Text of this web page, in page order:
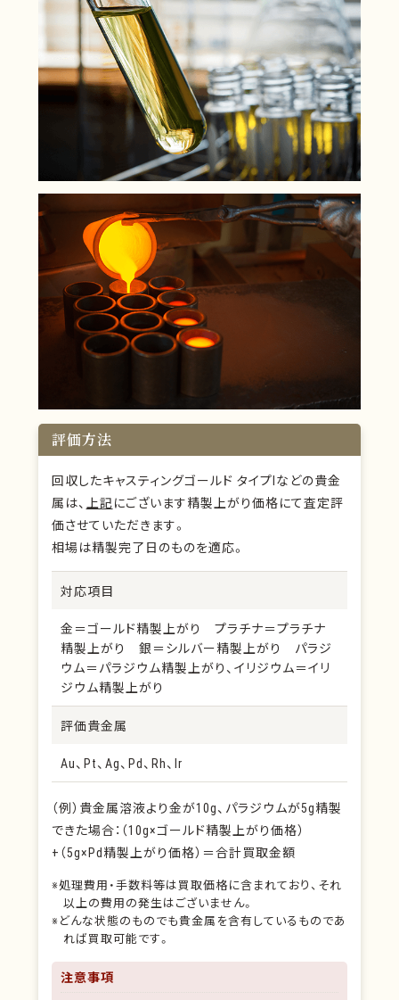
評価方法
回収したキャスティングゴールド タイプⅠなどの貴金
属は、 上記にございます精製上がり価格にて査定評
価させていただきます。
相場は精製完了日のものを適応。
対応項目
金＝ゴールド精製上がり プラチナ＝プラチナ
精製上がり 銀＝シルバー精製上がり パラジ
ウム＝パラジウム精製上がり、イリジウム＝イリ
ジウム精製上がり
評価貴金属
Au、Pt、Ag、Pd、Rh、Ir
（例）貴金属溶液より金が10g、パラジウムが5g精製
できた場合：（10g×ゴールド精製上がり価格）
+（5g×Pd精製上がり価格）＝合計買取金額
※処理費用・手数料等は買取価格に含まれており、それ
以上の費用の発生はございません。
※どんな状態のものでも貴金属を含有しているものであ
れば買取可能です。
注意事項